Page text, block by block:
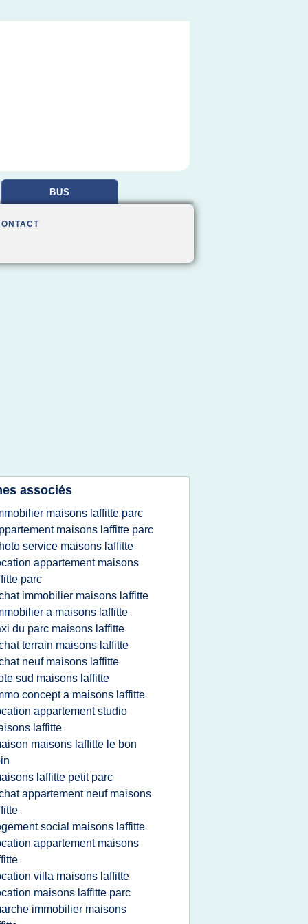
BUS
associés
maisons laffitte parc
maisons laffitte parc
service maisons laffitte
appartement maisons
parc
immobilier maisons laffitte
a maisons laffitte
du parc maisons laffitte
terrain maisons laffitte
neuf maisons laffitte
sud maisons laffitte
concept a maisons laffitte
appartement studio
laffitte
maisons laffitte le bon
laffitte petit parc
appartement neuf maisons
social maisons laffitte
appartement maisons
villa maisons laffitte
maisons laffitte parc
immobilier maisons